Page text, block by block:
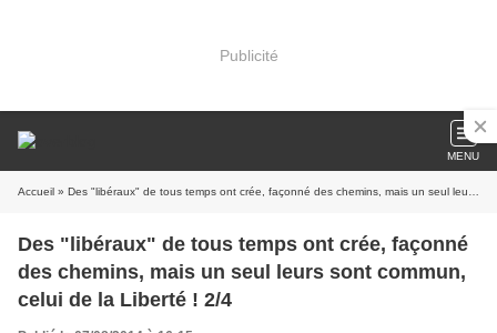
Publicité
MENU
Accueil » Des "libéraux" de tous temps ont crée, façonné des chemins, mais un seul leurs sont commun, celui de la Liberté ! 2/4
Des "libéraux" de tous temps ont crée, façonné
des chemins, mais un seul leurs sont commun,
celui de la Liberté ! 2/4